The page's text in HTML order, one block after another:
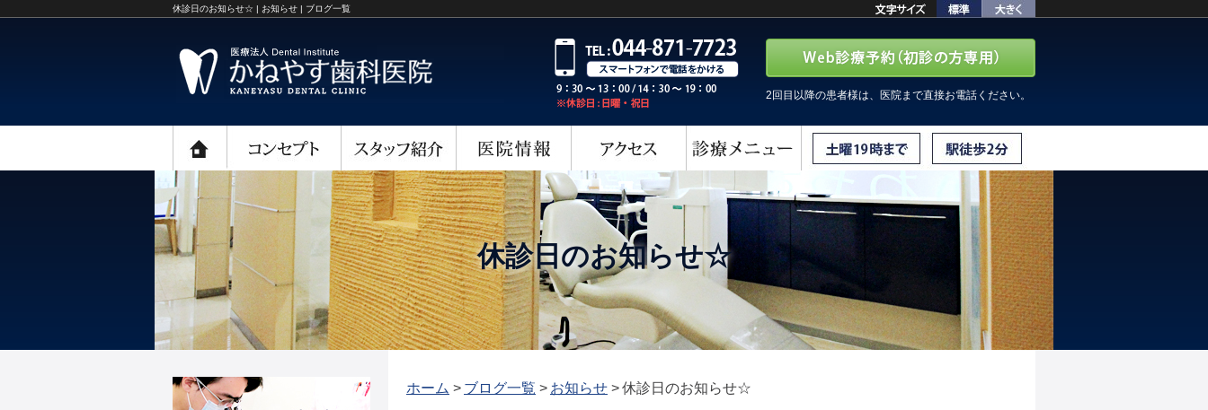
休診日のお知らせ☆ | お知らせ | ブログ一覧
2回目以降の患者様は、医院まで直接お電話ください。
休診日のお知らせ☆
ホーム > ブログ一覧 > お知らせ >休診日のお知らせ☆